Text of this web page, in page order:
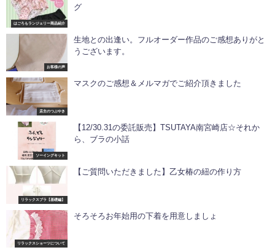
はごろもランジェリー商品紹介
グ
お客様の声
生地との出逢い。フルオーダー作品のご感想ありがと
うございます。
店主のつぶやき
マスクのご感想＆メルマガでご紹介頂きました
ソーイングキット
【12/30.31の委託販売】TSUTAYA南宮崎店☆それか
ら、ブラの小話
リラックスブラ【基礎編】
【ご質問いただきました】乙女椿の紐の作り方
リラックスショーツについて
そろそろお年始用の下着を用意しましょ